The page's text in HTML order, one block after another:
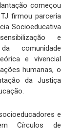
começou
firmou parceria
Socioeducativa
e
comunidade
e vivencial
humanas, o
da Justiça
e
Círculos de